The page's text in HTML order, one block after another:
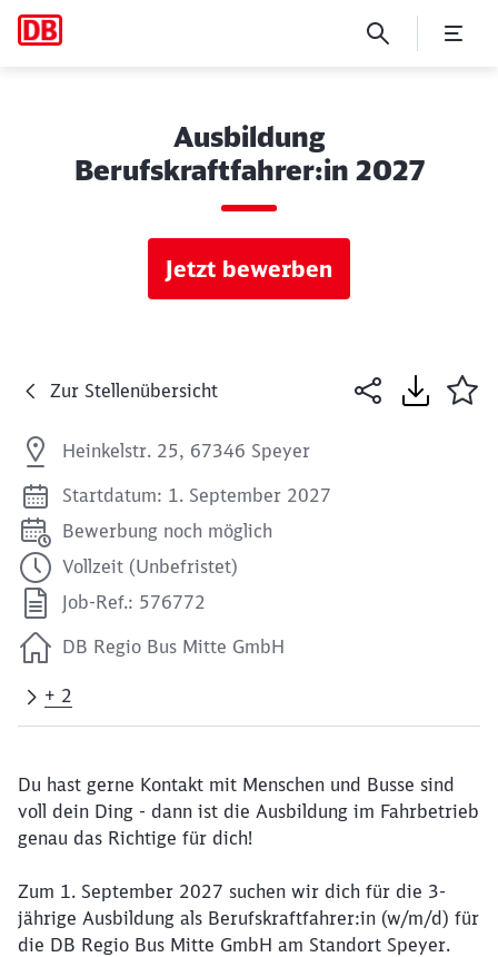
Ausbildung
Berufskraftfahrer:in 2027
Jetzt bewerben
Zur Stellenübersicht
Heinkelstr. 25, 67346 Speyer
Startdatum: 1. September 2027
Bewerbung noch möglich
Vollzeit (Unbefristet)
Job-Ref.: 576772
DB Regio Bus Mitte GmbH
+ 2
Du hast gerne Kontakt mit Menschen und Busse sind
voll dein Ding - dann ist die Ausbildung im Fahrbetrieb
genau das Richtige für dich!
Zum 1. September 2027 suchen wir dich für die 3-
jährige Ausbildung als Berufskraftfahrer:in (w/m/d) für
die DB Regio Bus Mitte GmbH am Standort Speyer.